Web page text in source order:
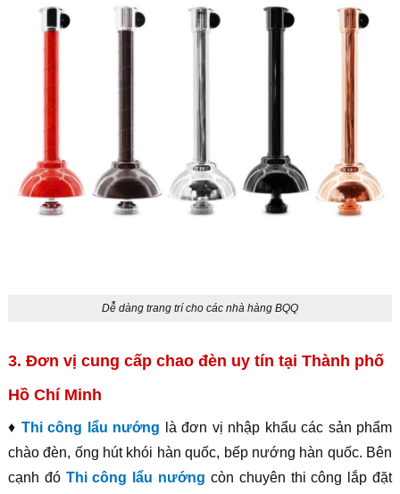
Dễ dàng trang trí cho các nhà hàng BQQ
3. Đơn vị cung cấp chao đèn uy tín tại Thành phố
Hồ Chí Minh
♦ Thi công lẩu nướng là đơn vị nhập khẩu các sản phẩm
chào đèn, ống hút khói hàn quốc, bếp nướng hàn quốc. Bên
cạnh đó Thi công lẩu nướng còn chuyên thi công lắp đặt